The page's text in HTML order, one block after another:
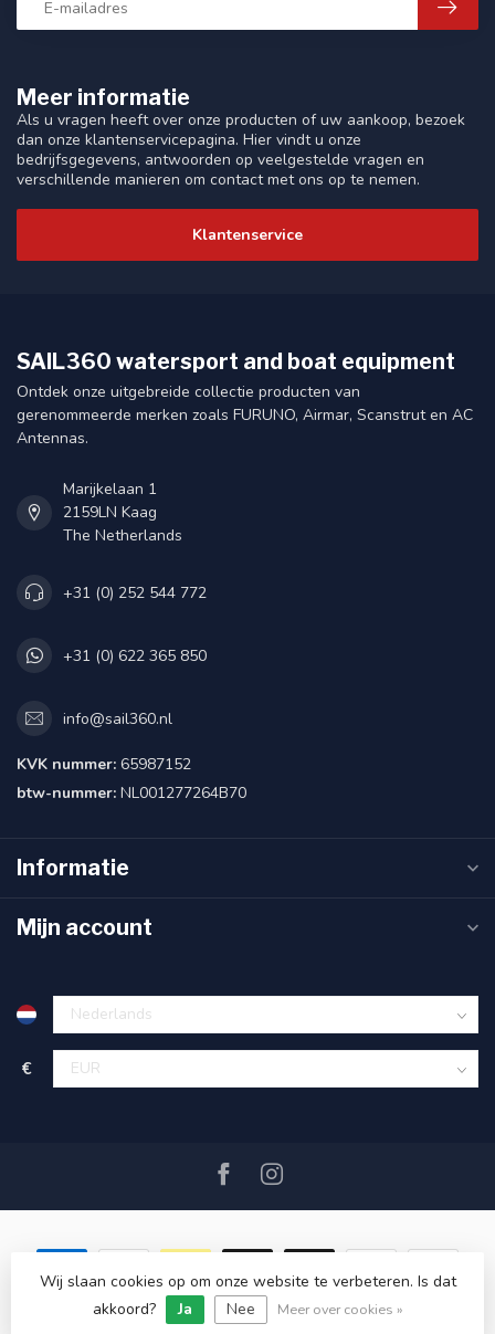
Meer informatie
Als u vragen heeft over onze producten of uw aankoop, bezoek
dan onze klantenservicepagina. Hier vindt u onze
bedrijfsgegevens, antwoorden op veelgestelde vragen en
verschillende manieren om contact met ons op te nemen.
Klantenservice
SAIL360 watersport and boat equipment
Ontdek onze uitgebreide collectie producten van
gerenommeerde merken zoals FURUNO, Airmar, Scanstrut en AC
Antennas.
Marijkelaan 1
2159LN Kaag
The Netherlands
+31 (0) 252 544 772
+31 (0) 622 365 850
info@sail360.nl
KVK nummer: 65987152
btw-nummer: NL001277264B70
Informatie
Mijn account
€
© Copyright 2026 SAIL360 watersport and boat equipment
Wij slaan cookies op om onze website te verbeteren. Is dat
akkoord?
Ja Nee Meer over cookies »